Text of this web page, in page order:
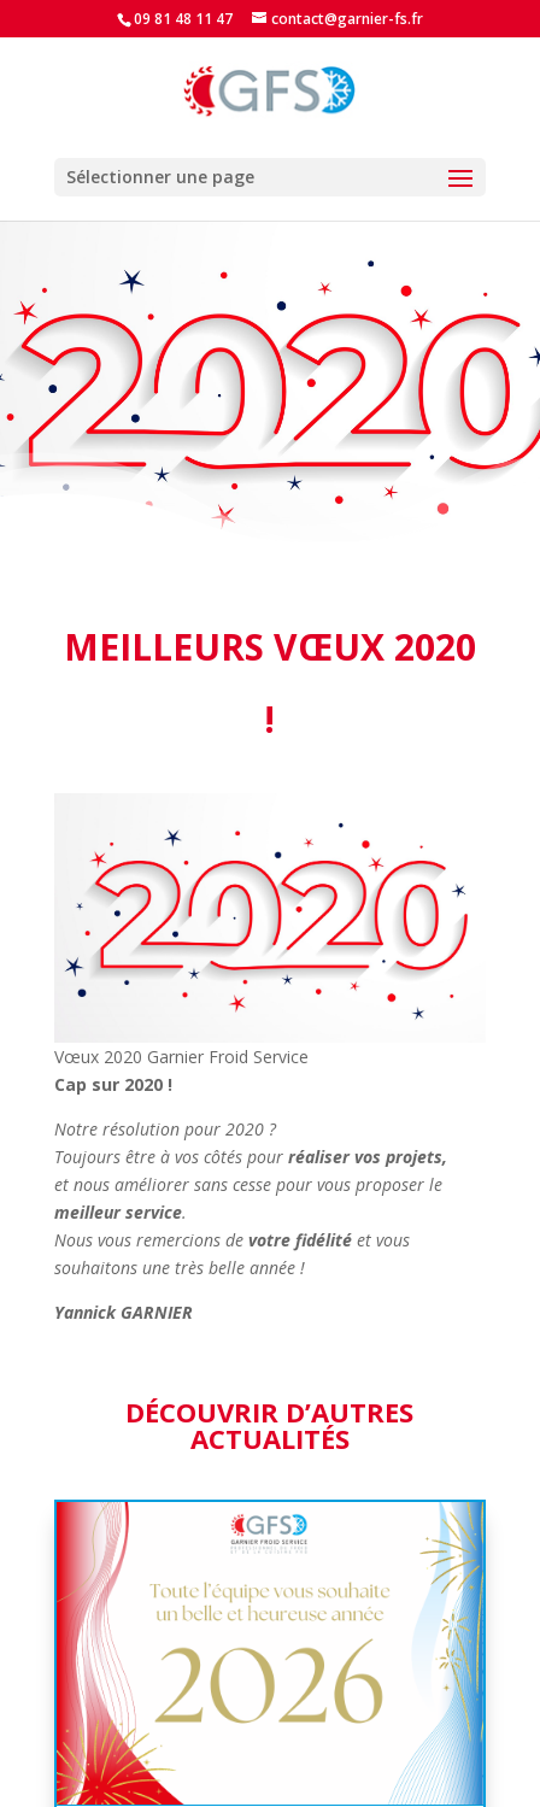
09 81 48 11 47 contact@garnier-fs.fr
Sélectionner une page
MEILLEURS VŒUX 2020
!
Vœux 2020 Garnier Froid Service
Cap sur 2020 !
Notre résolution pour 2020 ?
Toujours être à vos côtés pour réaliser vos projets,
et nous améliorer sans cesse pour vous proposer le
meilleur service.
Nous vous remercions de votre fidélitéet vous
souhaitons une très belle année !
Yannick GARNIER
DÉCOUVRIR D’AUTRES
ACTUALITÉS